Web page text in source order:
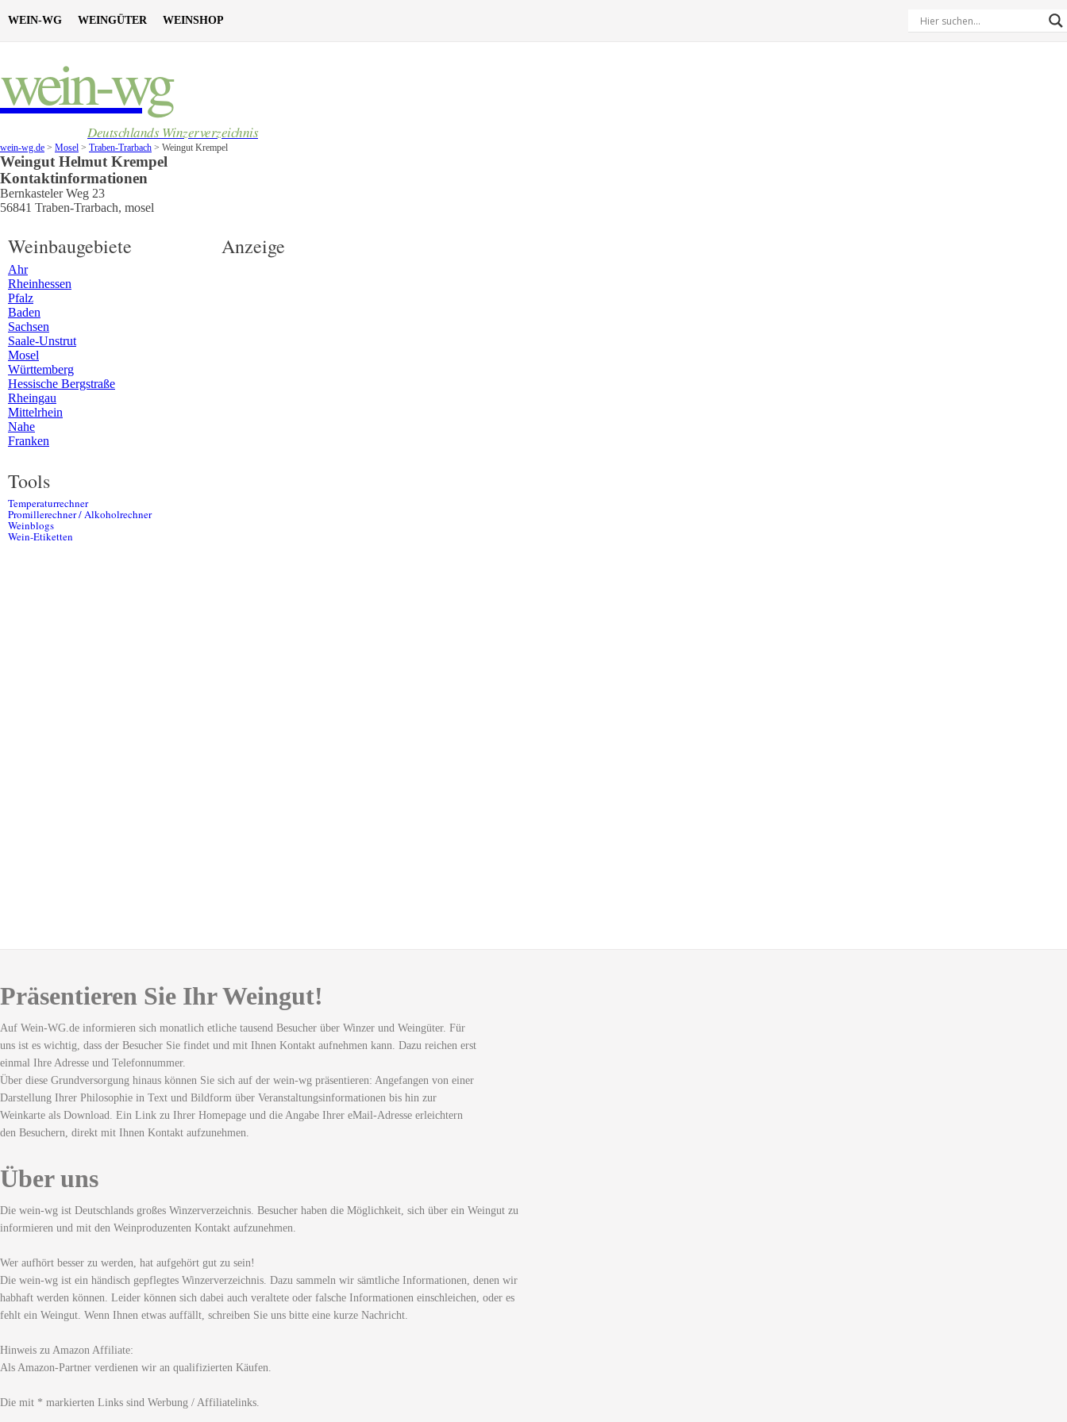
WEIN-WG WEINGÜTER WEINSHOP
wein-wg
Deutschlands Winzerverzeichnis
wein-wg.de > Mosel > Traben-Trarbach > Weingut Krempel
Weingut Helmut Krempel
Kontaktinformationen
Bernkasteler Weg 23
56841 Traben-Trarbach, mosel
Weinbaugebiete
Ahr
Rheinhessen
Pfalz
Baden
Sachsen
Saale-Unstrut
Mosel
Württemberg
Hessische Bergstraße
Rheingau
Mittelrhein
Nahe
Franken
Tools
Temperaturrechner
Promillerechner / Alkoholrechner
Weinblogs
Wein-Etiketten
Anzeige
Präsentieren Sie Ihr Weingut!
Auf Wein-WG.de informieren sich monatlich etliche tausend Besucher über Winzer und Weingüter. Für
uns ist es wichtig, dass der Besucher Sie findet und mit Ihnen Kontakt aufnehmen kann. Dazu reichen erst
einmal Ihre Adresse und Telefonnummer.
Über diese Grundversorgung hinaus können Sie sich auf der wein-wg präsentieren: Angefangen von einer
Darstellung Ihrer Philosophie in Text und Bildform über Veranstaltungsinformationen bis hin zur
Weinkarte als Download. Ein Link zu Ihrer Homepage und die Angabe Ihrer eMail-Adresse erleichtern
den Besuchern, direkt mit Ihnen Kontakt aufzunehmen.
Über uns
Die wein-wg ist Deutschlands großes Winzerverzeichnis. Besucher haben die Möglichkeit, sich über ein Weingut zu
informieren und mit den Weinproduzenten Kontakt aufzunehmen.
Wer aufhört besser zu werden, hat aufgehört gut zu sein!
Die wein-wg ist ein händisch gepflegtes Winzerverzeichnis. Dazu sammeln wir sämtliche Informationen, denen wir
habhaft werden können. Leider können sich dabei auch veraltete oder falsche Informationen einschleichen, oder es
fehlt ein Weingut. Wenn Ihnen etwas auffällt, schreiben Sie uns bitte eine kurze Nachricht.
Hinweis zu Amazon Affiliate:
Als Amazon-Partner verdienen wir an qualifizierten Käufen.
Die mit * markierten Links sind Werbung / Affiliatelinks.